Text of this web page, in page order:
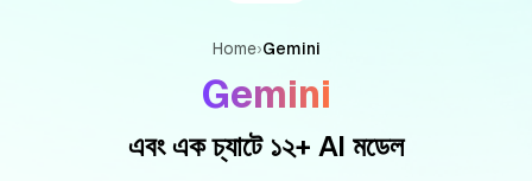
Home›Gemini
Gemini
এবং এক চ্যাটে ১২+ AI মডেল